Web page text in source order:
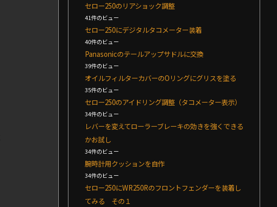
セロー250のリアショック調整
41件のビュー
セロー250にデジタルタコメーター装着
40件のビュー
Panasonicのテールアップサドルに交換
39件のビュー
オイルフィルターカバーのOリングにグリスを塗る
35件のビュー
セロー250のアイドリング調整（タコメーター表示）
34件のビュー
レバーを変えてローラーブレーキの効きを強くできる
かお試し
34件のビュー
腕時計用クッションを自作
34件のビュー
セロー250にWR250Rのフロントフェンダーを装着し
てみる その１